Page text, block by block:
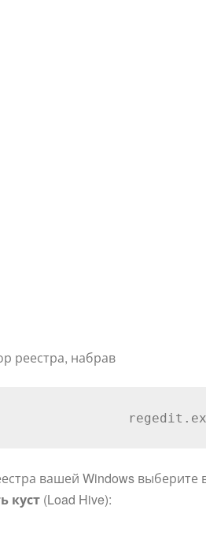
реестра, набрав
вашей Windows выберите
куст (Load Hive):